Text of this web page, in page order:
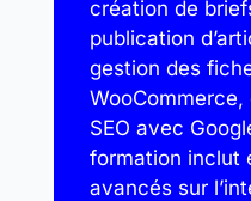
création de
publication
gestion des
WooCommerce,
SEO avec
formation inclut
avancés sur